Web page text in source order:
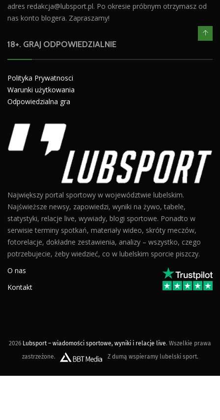
adres redakcja@lubsport.pl. Po okresie próbnym otrzymasz od
nas konto blogera. Zapraszamy!
18+. GRAJ ODPOWIEDZIALNIE
Polityka Prywatnosci
Warunki użytkowania
Odpowiedzialna gra
Największy portal sportowy w województwie lubelskim.
Najświeższe newsy, zapowiedzi, wyniki na żywo, tabele,
statystyki, relacje live, wywiady, blogi sportowe. Ponadto w
serwisie terminy spotkań, materiały wideo, skróty meczów,
fotorelacje, dokładne zestawienia, analizy – wszystko, czego
potrzebujecie, żeby wiedzieć, co w lubelskim sporcie piszczy.
O nas
Kontakt
2026 Lubsport – wiadomości sportowe, wyniki i relacje live. Wszelkie prawa
zastrzeżone.
Z dumą wspieramy lubelski sport.